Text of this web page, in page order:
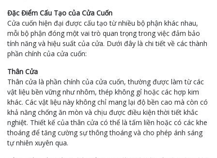
Đặc Điểm Cấu Tạo của Cửa Cuốn
Cửa cuốn hiện đại được cấu tạo từ nhiều bộ phận khác nhau,
mỗi bộ phận đóng một vai trò quan trọng trong việc đảm bảo
tính năng và hiệu suất của cửa. Dưới đây là chi tiết về các thành
phần chính của cửa cuốn:
Thân Cửa
Thân cửa là phần chính của cửa cuốn, thường được làm từ các
vật liệu bền vững như nhôm, thép không gỉ hoặc các hợp kim
khác. Các vật liệu này không chỉ mang lại độ bền cao mà còn có
khả năng chống ăn mòn và chịu được điều kiện thời tiết khắc
nghiệt. Thiết kế của thân cửa có thể là tấm liền hoặc có các khe
thoáng để tăng cường sự thông thoáng và cho phép ánh sáng
tự nhiên xuyên qua.